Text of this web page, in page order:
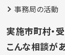
事務局の活動
実施市町村・
こんな相談が